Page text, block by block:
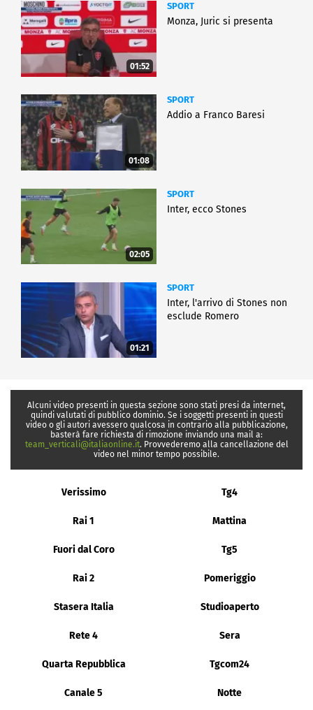
01:52
SPORT
Monza, Juric si presenta
01:08
SPORT
Addio a Franco Baresi
02:05
SPORT
Inter, ecco Stones
01:21
SPORT
Inter, l'arrivo di Stones non
esclude Romero
Alcuni video presenti in questa sezione sono stati presi da internet,
quindi valutati di pubblico dominio. Se i soggetti presenti in questi
video o gli autori avessero qualcosa in contrario alla pubblicazione,
basterà fare richiesta di rimozione inviando una mail a:
team_verticali@italiaonline.it. Provvederemo alla cancellazione del
video nel minor tempo possibile.
Verissimo Tg4
Rai 1 Mattina
Fuori dal Coro Tg5
Rai 2 Pomeriggio
Stasera Italia Studioaperto
Rete 4 Sera
Quarta Repubblica Tgcom24
Canale 5 Notte